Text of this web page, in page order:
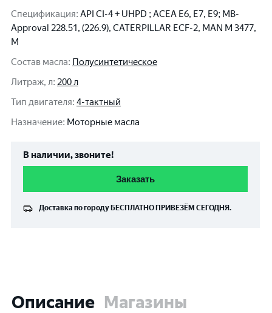
Спецификация: API CI-4 + UHPD ; ACEA E6, E7, E9; MB-
Approval 228.51, (226.9), CATERPILLAR ECF-2, MAN M 3477,
M
Состав масла: Полусинтетическое
Литраж, л: 200 л
Тип двигателя: 4-тактный
Назначение: Моторные масла
В наличии, звоните!
Заказать
Доставка по городу БЕСПЛАТНО ПРИВЕЗЁМ СЕГОДНЯ.
Описание Магазины